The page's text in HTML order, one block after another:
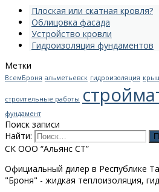
Плоская или скатная кровля?
Облицовка фасада
Устройство кровли
Гидроизоляция фундаментов
Метки
ВсемБроня альметьевск гидроизоляция
строительные работы
фундамент
Поиск записи
Найти:
СК ООО “Альянс СТ”
Официальный дилер в Республике
"Броня" - жидкая теплоизоляция,